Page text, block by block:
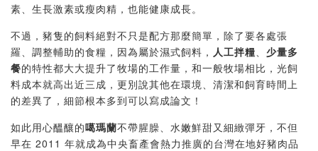
素、生長激素或瘦肉精，也能健康成長。
不過，豬隻的飼料絕對不只是配方那麼簡單，除了要各處張
羅、調整輔助的食糧，因為屬於濕式飼料， 人工拌糧
少量多
餐的特性都大大提升了牧場的工作量，和一般牧場相比，光飼
料成本就高出近三成，更別說其他在環境、清潔和飼育時間上
的差異了，細節根本多到可以寫成論文！
如此用心醞釀的噶瑪蘭不帶腥臊、水嫩鮮甜又細緻彈牙，不但
早在 2011 年就成為中央畜產會熱力推廣的台灣在地好豬肉品